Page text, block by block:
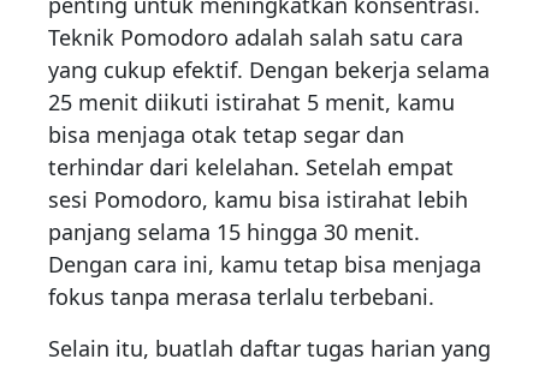
Teknik Pomodoro adalah salah satu cara
yang cukup efektif. Dengan bekerja selama
25 menit diikuti istirahat 5 menit, kamu
bisa menjaga otak tetap segar dan
terhindar dari kelelahan. Setelah empat
sesi Pomodoro, kamu bisa istirahat lebih
panjang selama 15 hingga 30 menit.
Dengan cara ini, kamu tetap bisa menjaga
fokus tanpa merasa terlalu terbebani.
Selain itu, buatlah daftar tugas harian yang